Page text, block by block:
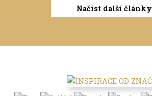
Načíst další články